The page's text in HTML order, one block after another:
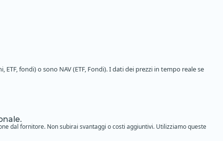
fondi) o sono NAV (ETF, Fondi). I dati dei prezzi in tempo reale se
dal fornitore. Non subirai svantaggi o costi aggiuntivi. Utilizziamo queste